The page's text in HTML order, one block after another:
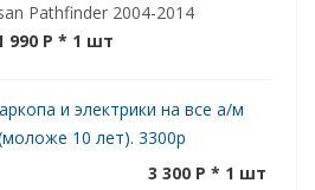
Pathfinder 2004-2014
990 P * 1 шт
и электрики на все а/м
10 лет). 3300р
3 300 P * 1 шт